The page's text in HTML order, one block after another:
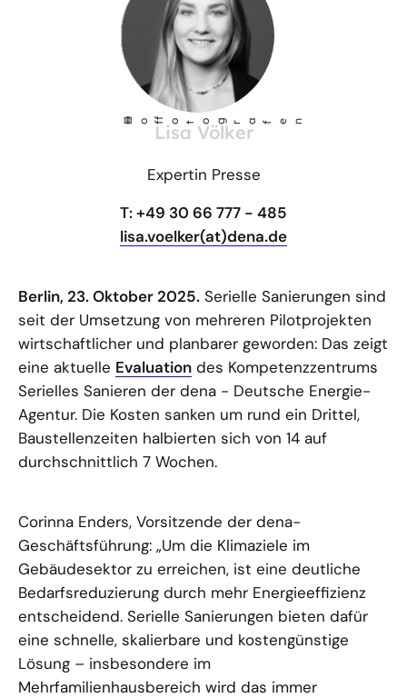
©
Ho f
fotog r
a fen
Lisa Völker
Expertin Presse
T: +49 30 66 777 - 485
lisa.voelker(at)dena.de
Berlin, 23. Oktober 2025. Serielle Sanierungen sind
seit der Umsetzung von mehreren Pilotprojekten
wirtschaftlicher und planbarer geworden: Das zeigt
eine aktuelle Evaluation des Kompetenzzentrums
Serielles Sanieren der dena - Deutsche Energie-
Agentur. Die Kosten sanken um rund ein Drittel,
Baustellenzeiten halbierten sich von 14 auf
durchschnittlich 7 Wochen.
Corinna Enders, Vorsitzende der dena-
Geschäftsführung: „Um die Klimaziele im
Gebäudesektor zu erreichen, ist eine deutliche
Bedarfsreduzierung durch mehr Energieeffizienz
entscheidend. Serielle Sanierungen bieten dafür
eine schnelle, skalierbare und kostengünstige
Lösung – insbesondere im
Mehrfamilienhausbereich wird das immer